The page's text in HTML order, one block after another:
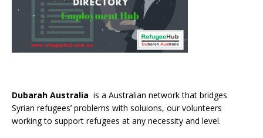
Dubarah Australia is a Australian network that bridges
Syrian refugees’ problems with soluions, our volunteers
working to support refugees at any necessity and level.